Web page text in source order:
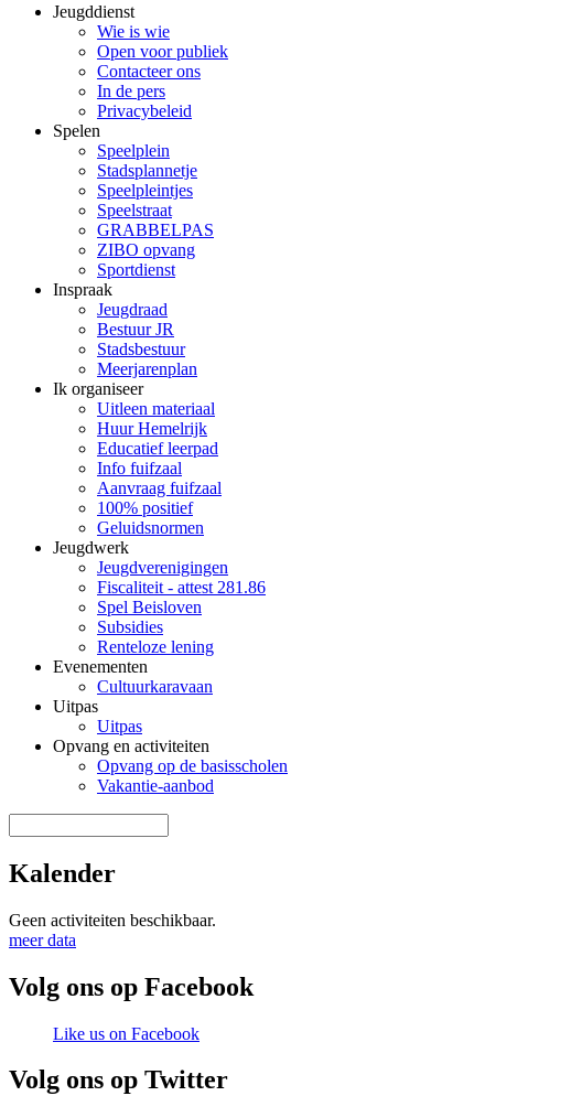
Jeugddienst
Wie is wie
Open voor publiek
Contacteer ons
In de pers
Privacybeleid
Spelen
Speelplein
Stadsplannetje
Speelpleintjes
Speelstraat
GRABBELPAS
ZIBO opvang
Sportdienst
Inspraak
Jeugdraad
Bestuur JR
Stadsbestuur
Meerjarenplan
Ik organiseer
Uitleen materiaal
Huur Hemelrijk
Educatief leerpad
Info fuifzaal
Aanvraag fuifzaal
100% positief
Geluidsnormen
Jeugdwerk
Jeugdverenigingen
Fiscaliteit - attest 281.86
Spel Beisloven
Subsidies
Renteloze lening
Evenementen
Cultuurkaravaan
Uitpas
Uitpas
Opvang en activiteiten
Opvang op de basisscholen
Vakantie-aanbod
Kalender
Geen activiteiten beschikbaar.
meer data
Volg ons op Facebook
Like us on Facebook
Volg ons op Twitter